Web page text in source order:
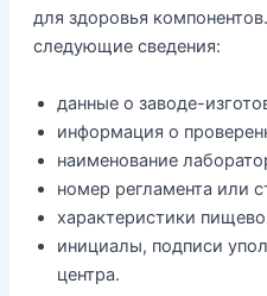
для здоровья
следующие сведения:
данные о заводе-
информация о
наименование
номер регламента или
характеристики
инициалы, подписи
центра.